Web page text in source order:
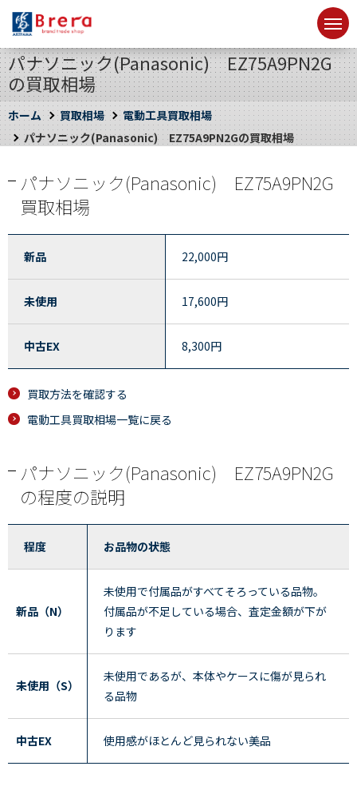
パナソニック(Panasonic) EZ75A9PN2G
の買取相場
ホーム 買取相場
電動工具買取相場
パナソニック(Panasonic) EZ75A9PN2Gの買取相場
パナソニック(Panasonic) EZ75A9PN2G
買取相場
新品 22,000円
未使用 17,600円
中古EX 8,300円
買取方法を確認する
電動工具買取相場一覧に戻る
パナソニック(Panasonic) EZ75A9PN2G
の程度の説明
程度 お品物の状態
新品（N）
未使用で付属品がすべてそろっている品物。
付属品が不足している場合、査定金額が下が
ります
未使用（S）
未使用であるが、本体やケースに傷が見られ
る品物
中古EX 使用感がほとんど見られない美品